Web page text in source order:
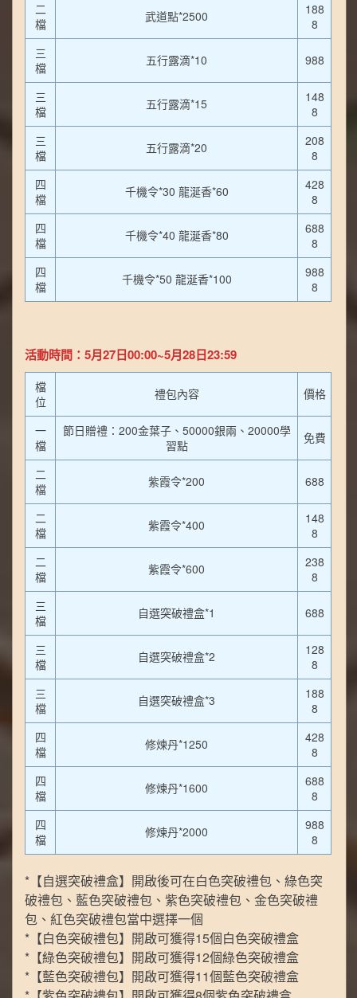
二
檔
武道點*2500
188
8
三
檔
五行露滴*10 988
三
檔
五行露滴*15
148
8
三
檔
五行露滴*20
208
8
四
檔
千機令*30 龍涎香*60
428
8
四
檔
千機令*40 龍涎香*80
688
8
四
檔
千機令*50 龍涎香*100
988
8
活動時間：5月27日00:00~5月28日23:59
檔
位
禮包內容 價格
一
檔
節日贈禮：200金葉子、50000銀兩、20000學
習點
免費
二
檔
紫霞令*200 688
二
檔
紫霞令*400
148
8
二
檔
紫霞令*600
238
8
三
檔
自選突破禮盒*1 688
三
檔
自選突破禮盒*2
128
8
三
檔
自選突破禮盒*3
188
8
四
檔
修煉丹*1250
428
8
四
檔
修煉丹*1600
688
8
四
檔
修煉丹*2000
988
8
*【自選突破禮盒】開啟後可在白色突破禮包、綠色突
破禮包、藍色突破禮包、紫色突破禮包、金色突破禮
包、紅色突破禮包當中選擇一個
*【白色突破禮包】開啟可獲得15個白色突破禮盒
*【綠色突破禮包】開啟可獲得12個綠色突破禮盒
*【藍色突破禮包】開啟可獲得11個藍色突破禮盒